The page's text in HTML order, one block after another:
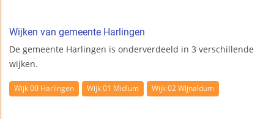
Wijken van gemeente Harlingen
De gemeente Harlingen is onderverdeeld in 3 verschillende
wijken.
Wijk 00 Harlingen Wijk 01 Midlum Wijk 02 Wijnaldum